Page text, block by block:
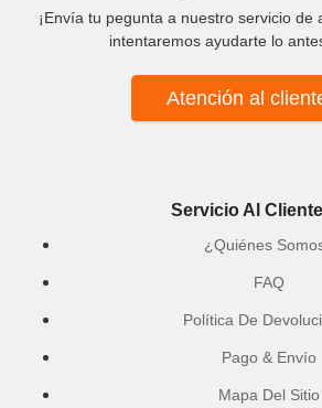
¡Envía tu pegunta a nuestro servicio de
intentaremos ayudarte lo
Atención al
Servicio Al Cliente
¿Quiénes
FAQ
Política De
Pago & Envío
Mapa Del Sitio